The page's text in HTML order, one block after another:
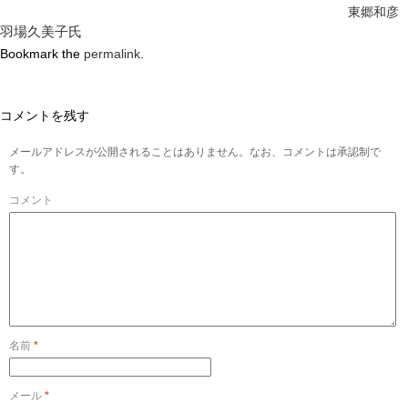
東郷和彦
羽場久美子氏
Bookmark the permalink
コメントを残す
メールアドレスが公開されることはありません。なお、コメントは承認制で
す。
コメント
名前 *
メール *